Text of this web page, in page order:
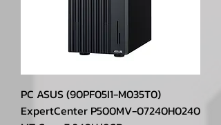
PC ASUS (90PF05I1-M035T0)
ExpertCenter P500MV-07240H0240